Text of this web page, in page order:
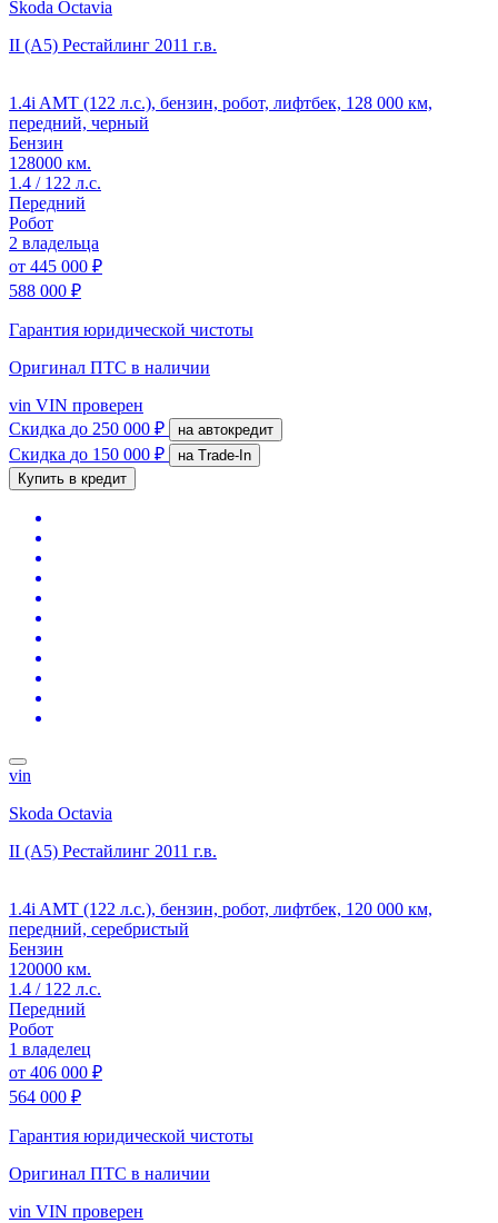
Skoda Octavia
II (A5) Рестайлинг 2011 г.в.
1.4i AMT (122 л.с.), бензин, робот, лифтбек, 128 000 км,
передний, черный
Бензин
128000 км.
1.4 / 122 л.с.
Передний
Робот
2 владельца
от 445 000 ₽
588 000 ₽
Гарантия юридической чистоты
Оригинал ПТС в наличии
vin VIN проверен
Скидка до 250 000 ₽ на автокредит
Скидка до 150 000 ₽
на Trade-In
Купить в кредит
vin
Skoda Octavia
II (A5) Рестайлинг 2011 г.в.
1.4i AMT (122 л.с.), бензин, робот, лифтбек, 120 000 км,
передний, серебристый
Бензин
120000 км.
1.4 / 122 л.с.
Передний
Робот
1 владелец
от 406 000 ₽
564 000 ₽
Гарантия юридической чистоты
Оригинал ПТС в наличии
vin VIN проверен